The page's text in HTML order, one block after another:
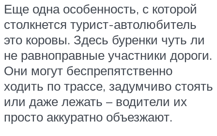
Еще одна особенность, с которой
столкнется турист-автолюбитель
это коровы. Здесь буренки чуть ли
не равноправные участники дороги.
Они могут беспрепятственно
ходить по трассе, задумчиво стоять
или даже лежать – водители их
просто аккуратно объезжают.